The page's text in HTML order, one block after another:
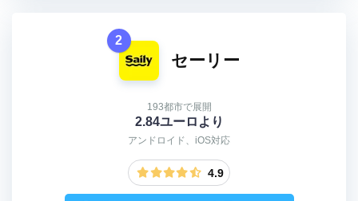
2
セーリー
193都市で展開
2.84ユーロより
アンドロイド、iOS対応
4.9